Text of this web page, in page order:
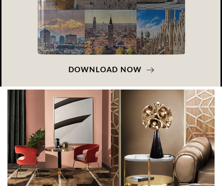
DOWNLOAD NOW